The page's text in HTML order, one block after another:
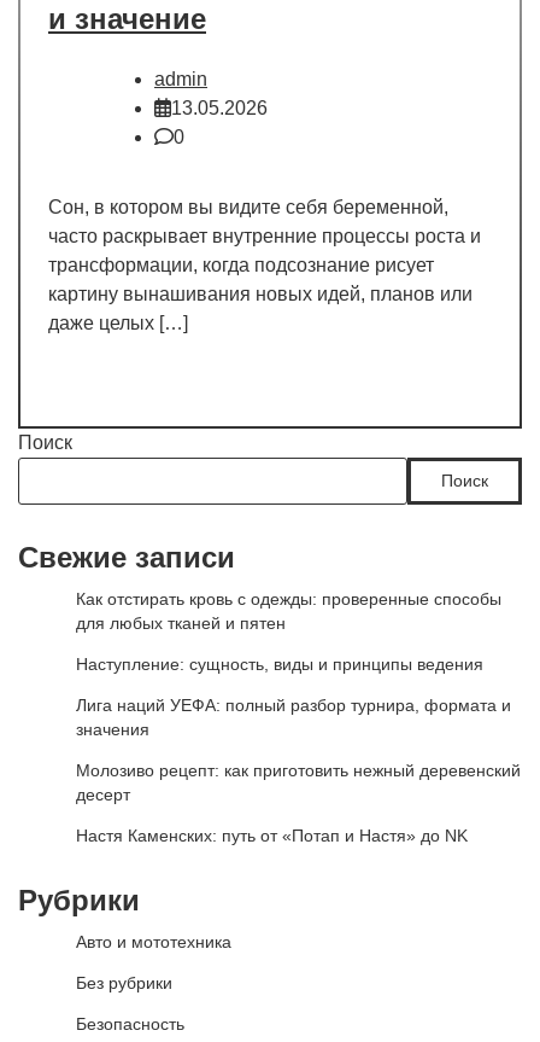
и значение
admin
13.05.2026
0
Сон, в котором вы видите себя беременной,
часто раскрывает внутренние процессы роста и
трансформации, когда подсознание рисует
картину вынашивания новых идей, планов или
даже целых […]
Поиск
Поиск
Свежие записи
Как отстирать кровь с одежды: проверенные способы
для любых тканей и пятен
Наступление: сущность, виды и принципы ведения
Лига наций УЕФА: полный разбор турнира, формата и
значения
Молозиво рецепт: как приготовить нежный деревенский
десерт
Настя Каменских: путь от «Потап и Настя» до NK
Рубрики
Авто и мототехника
Без рубрики
Безопасность